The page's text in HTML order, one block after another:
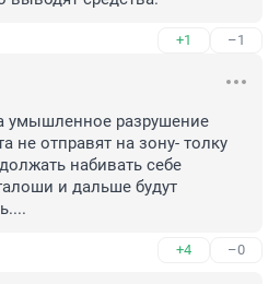
+1 –1
умышленное разрушение
не отправят на зону- толку
набивать себе
и дальше будут
+4 –0